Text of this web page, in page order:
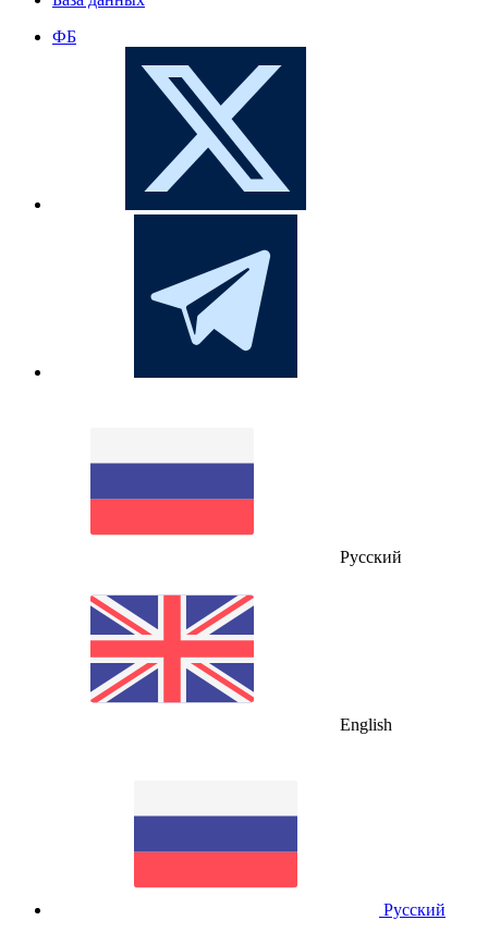
ФБ
Русский
English
Русский